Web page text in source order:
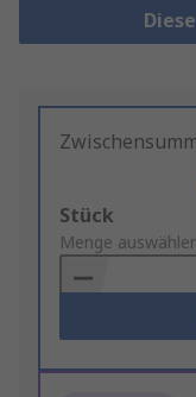
Add
to
Basket
Stück
Menge